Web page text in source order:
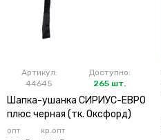
Артикул:
44645
Доступно:
265 шт.
Шапка-ушанка СИРИУС-ЕВРО
плюс черная (тк. Оксфорд)
опт кр.опт